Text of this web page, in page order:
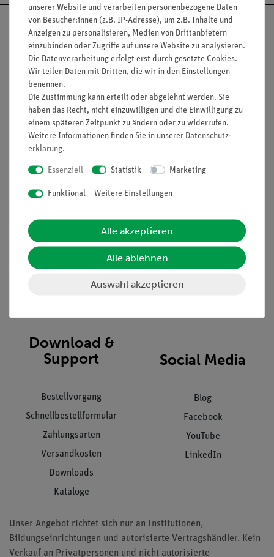
Nach oben
Informationen
Projekte und Lösungen
Presse
Hinweisgeberschutz
Datenschutz
Impressum
Service
Beratung & Showroom
Inventarisierungs- &
Inbetriebnahme & Schulungen
Kundendienst
Download &
Support
Bestellvorgang
Schnellbestellformular
Zahlungsarten
Versandkosten
Downloads
Kataloge
Social Media
Blog
Facebook
YouTube
LinkedIn
Unser Angebot richtet sich nur an Institutionen,
Bildungseinrichtungen und autorisierte Vertragshändler. Kein
Verkauf an Privatpersonen und nicht autorisierte
unserer Website und verarbeiten personenbezogene Daten
von Besucher:innen (z.B. IP-Adresse), um z.B. Inhalte und
Anzeigen zu personalisieren, Medien von Drittanbietern
einzubinden oder Zugriffe auf unsere Website zu analysieren.
Die Datenverarbeitung erfolgt erst durch gesetzte Cookies.
Wir teilen Daten mit Dritten, die wir in den Einstellungen
benennen.
Die Zustimmung kann erteilt oder abgelehnt werden. Sie
haben das Recht, nicht einzuwilligen und die Einwilligung zu
einem späteren Zeitpunkt zu ändern oder zu widerrufen.
Weitere Informationen finden Sie in unserer Daten­schutz­
erklärung.
Essenziell Statistik Marketing
Funktional Weitere Einstellungen
Alle akzeptieren
Alle ablehnen
Auswahl akzeptieren